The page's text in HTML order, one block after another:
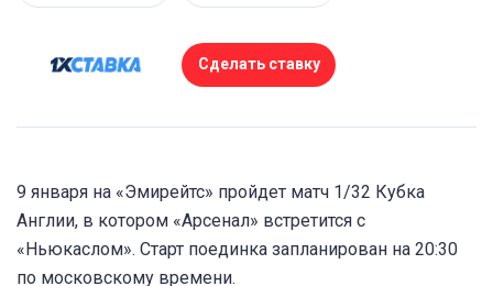
Сделать ставку
9 января на «Эмирейтс» пройдет матч 1/32 Кубка
Англии, в котором «Арсенал» встретится с
«Ньюкаслом». Старт поединка запланирован на 20:30
по московскому времени.